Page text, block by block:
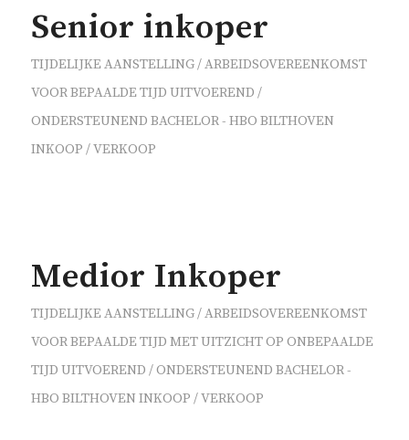
Senior inkoper
TIJDELIJKE AANSTELLING / ARBEIDSOVEREENKOMST
VOOR BEPAALDE TIJD UITVOEREND /
ONDERSTEUNEND BACHELOR - HBO BILTHOVEN
INKOOP / VERKOOP
Medior Inkoper
TIJDELIJKE AANSTELLING / ARBEIDSOVEREENKOMST
VOOR BEPAALDE TIJD MET UITZICHT OP ONBEPAALDE
TIJD UITVOEREND / ONDERSTEUNEND BACHELOR -
HBO BILTHOVENINKOOP / VERKOOP